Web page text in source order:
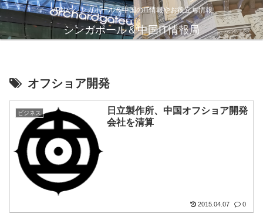
VPNやシンガポール＆中国のIT情報やお役立ち情報
シンガポール＆中国IT情報局
オフショア開発
ビジネス
日立製作所、中国オフショア開発
会社を清算
2015.04.07 0